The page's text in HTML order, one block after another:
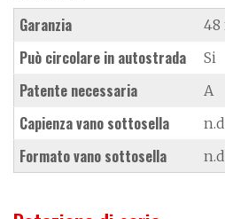
Garanzia 48
Può circolare in autostrada Si
Patente necessaria A
Capienza vano sottosella
Formato vano sottosella